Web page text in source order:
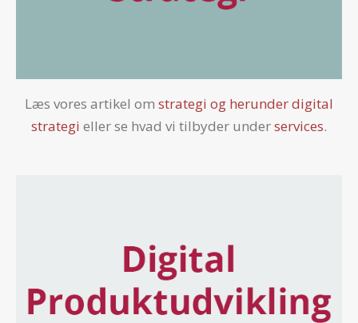
Læs vores artikel om strategi og herunder digital
strategi eller se hvad vi tilbyder underservices.